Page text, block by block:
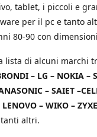
tablet, i piccoli e
per il pc e tanto
80-90 con
lista di alcuni marchi
– LG – NOKIA –
– SAIET
LENOVO – WIKO –
altri.